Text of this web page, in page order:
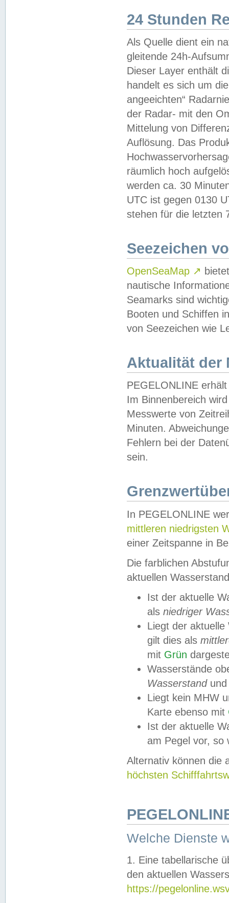
24 Stunden
Als Quelle dient ein
gleitende 24h-
Dieser Layer enthält
handelt es sich um
angeeichten“
der Radar- mit den
Mittelung von
Auflösung. Das
räumlich hoch
werden ca. 30
UTC ist gegen 0130
stehen für die letzten
Seezeichen
OpenSeaMap ↗
nautische
Seamarks sind
Booten und Schiffen
von Seezeichen wie
Aktualität der
PEGELONLINE
Im Binnenbereich
Messwerte von
Minuten.
Fehlern bei der
sein.
In PEGELONLINE
mittleren niedrigsten
einer Zeitspanne in
Die farblichen
aktuellen
Ist der aktuelle
als niedriger
Liegt der
gilt dies als
mit Grün
Wasserstände
Wasserstandund
Liegt kein MHW
Karte ebenso mit
Ist der aktuelle
am Pegel vor,
Alternativ können die
höchsten
Welche Dienste
1. Eine tabellarische
den aktuellen
https://